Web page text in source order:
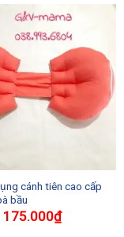
cánh tiên cao cấp
bầu
175.000₫